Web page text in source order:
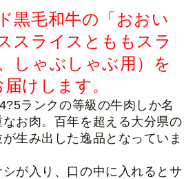
黒毛和牛の「おおい
スライスとももスラ
しゃぶしゃぶ用）を
届けします。
ランクの等級の牛肉しか名
お肉。百年を超える大分県の
生み出した逸品となっていま
が入り、口の中に入れるとサ